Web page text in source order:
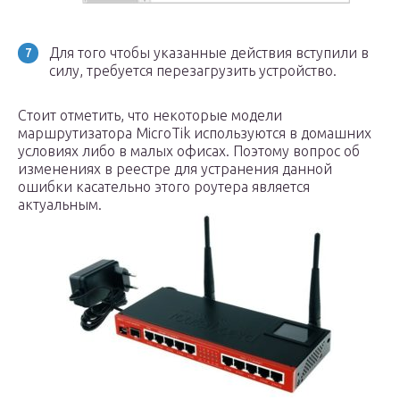
Для того чтобы указанные действия вступили в
силу, требуется перезагрузить устройство.
Стоит отметить, что некоторые модели
маршрутизатора MicroTik используются в домашних
условиях либо в малых офисах. Поэтому вопрос об
изменениях в реестре для устранения данной
ошибки касательно этого роутера является
актуальным.